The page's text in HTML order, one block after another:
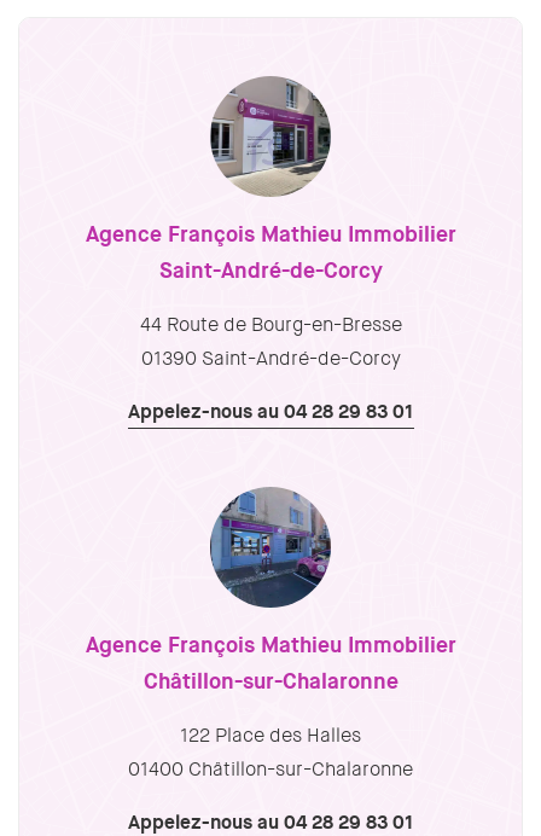
Agence François Mathieu Immobilier
Saint-André-de-Corcy
44 Route de Bourg-en-Bresse
01390 Saint-André-de-Corcy
Appelez-nous au 04 28 29 83 01
Agence François Mathieu Immobilier
Châtillon-sur-Chalaronne
122 Place des Halles
01400 Châtillon-sur-Chalaronne
Appelez-nous au 04 28 29 83 01